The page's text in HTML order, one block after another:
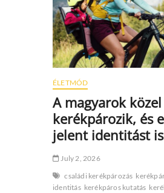
ÉLETMÓD
A magyarok
kerékpározik, és
jelent identitást is
July 2, 2026
családi kerékpározás
identitás kerékpáros kutatás